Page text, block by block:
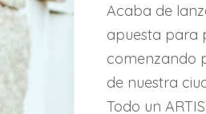
Acaba de
apuesta para
comenzando
de nuestra
Todo un